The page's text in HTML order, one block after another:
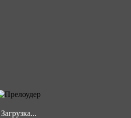
Загрузка...